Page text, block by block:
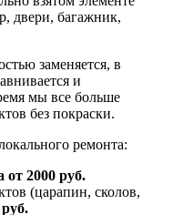
двери, багажник,
заменяется, в
и
мы все больше
без покраски.
ремонта:
от 2000 руб.
(царапин, сколов,